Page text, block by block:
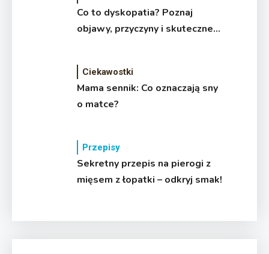
Co to dyskopatia? Poznaj
objawy, przyczyny i skuteczne
Ciekawostki
Mama sennik: Co oznaczają sny
o matce?
Przepisy
Sekretny przepis na pierogi z
mięsem z łopatki – odkryj smak!